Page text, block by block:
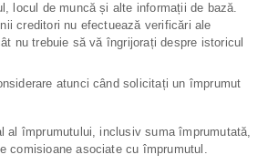
locul de muncă și alte informații de bază.
creditori nu efectuează verificări ale
nu trebuie să vă îngrijorați despre istoricul
atunci când solicitați un împrumut
al împrumutului, inclusiv suma împrumutată,
comisioane asociate cu împrumutul.